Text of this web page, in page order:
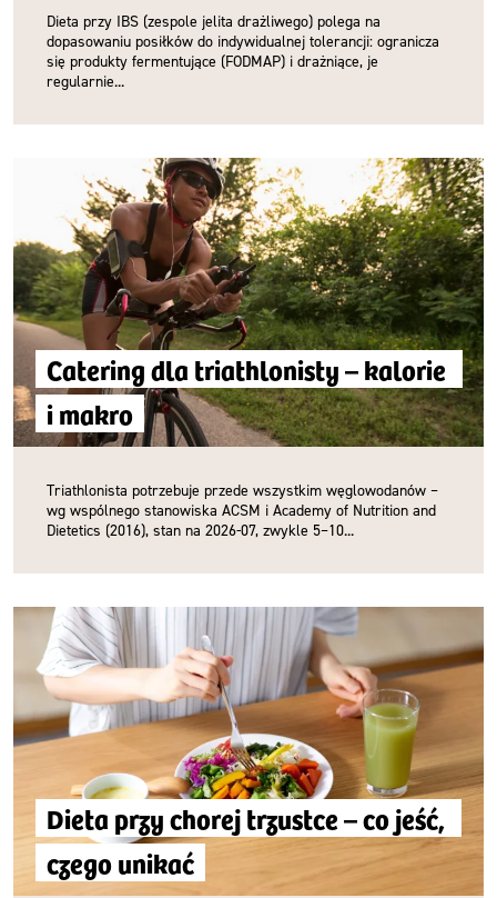
Dieta przy IBS (zespole jelita drażliwego) polega na
dopasowaniu posiłków do indywidualnej tolerancji: ogranicza
się produkty fermentujące (FODMAP) i drażniące, je
regularnie...
Catering dla triathlonisty – kalorie
i makro
Triathlonista potrzebuje przede wszystkim węglowodanów –
wg wspólnego stanowiska ACSM i Academy of Nutrition and
Dietetics (2016), stan na 2026-07, zwykle 5–10...
Dieta przy chorej trzustce – co jeść,
czego unikać